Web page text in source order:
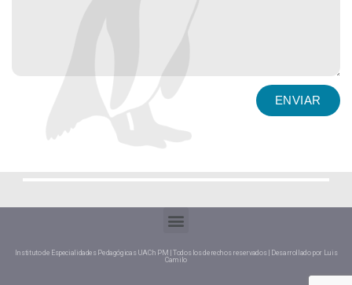
ENVIAR
Instituto de Especialidades Pedagógicas UACh PM | Todos los derechos reservados | Desarrollado por Luis
Camilo